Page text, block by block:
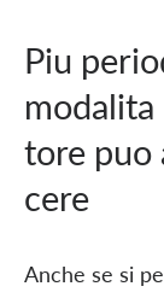
Piu
tore puo
cere
Anche se si